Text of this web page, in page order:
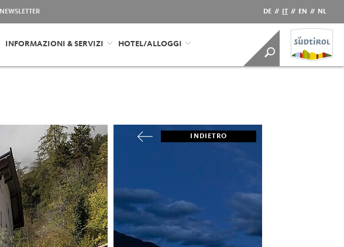
NEWSLETTER DE // IT // EN // NL
INFORMAZIONI & SERVIZI HOTEL/ALLOGGI
INDIETRO